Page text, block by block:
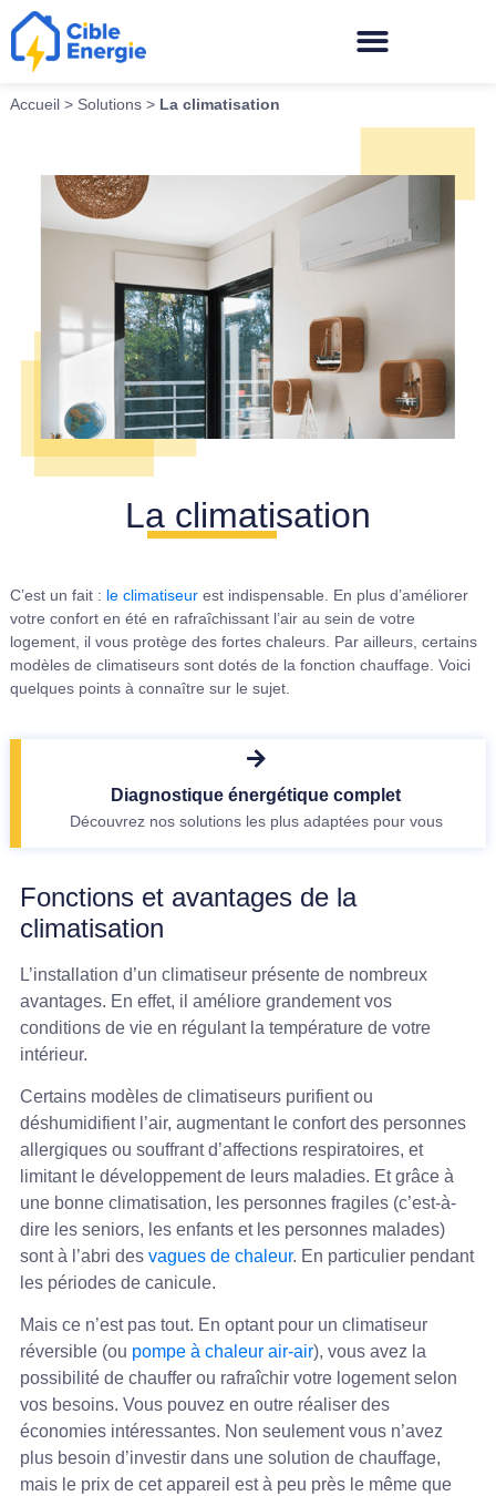
Accueil> Solutions> La climatisation
La climatisation
C’est un fait : le climatiseurest indispensable. En plus d’améliorer
votre confort en été en rafraîchissant l’air au sein de votre
logement, il vous protège des fortes chaleurs. Par ailleurs, certains
modèles de climatiseurs sont dotés de la fonction chauffage. Voici
quelques points à connaître sur le sujet.
Diagnostique énergétique complet
Découvrez nos solutions les plus adaptées pour vous
Fonctions et avantages de la
climatisation
L’installation d’un climatiseur présente de nombreux
avantages. En effet, il améliore grandement vos
conditions de vie en régulant la température de votre
intérieur.
Certains modèles de climatiseurs purifient ou
déshumidifient l’air, augmentant le confort des personnes
allergiques ou souffrant d’affections respiratoires, et
limitant le développement de leurs maladies. Et grâce à
une bonne climatisation, les personnes fragiles (c’est-à-
dire les seniors, les enfants et les personnes malades)
sont à l’abri des vagues de chaleur. En particulier pendant
les périodes de canicule.
Mais ce n’est pas tout. En optant pour un climatiseur
réversible (ou pompe à chaleur air-air), vous avez la
possibilité de chauffer ou rafraîchir votre logement selon
vos besoins. Vous pouvez en outre réaliser des
économies intéressantes. Non seulement vous n’avez
plus besoin d’investir dans une solution de chauffage,
mais le prix de cet appareil est à peu près le même que